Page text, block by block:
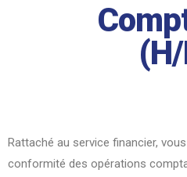
Rattaché au service financier,
conformité des opérations